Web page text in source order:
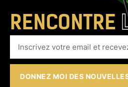
RENCONTRE
DONNEZ MOI DES